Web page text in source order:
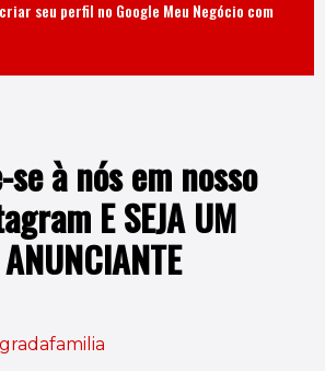
seu perfil no Google Meu Negócio com
se à nós em nosso
E SEJA UM
ANUNCIANTE